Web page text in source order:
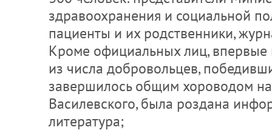
здравоохранения и социальной
пациенты и их родственники,
Кроме официальных лиц, впервые
из числа добровольцев,
завершилось общим хороводом
Василевского, была роздана
литература;